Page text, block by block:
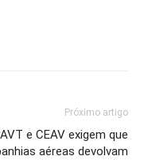
Próximo artigo
e CEAV exigem que
aéreas devolvam